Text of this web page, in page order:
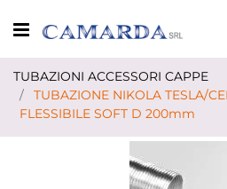
Open menu
TUBAZIONI ACCESSORI CAPPE
TUBAZIONE NIKOLA TESLA/
FLESSIBILE SOFT D 200mm